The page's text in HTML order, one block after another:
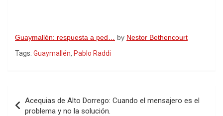
Guaymallén: respuesta a ped… by Nestor Bethencourt
Tags: Guaymallén, Pablo Raddi
de
Acequias de Alto Dorrego: Cuando el mensajero es el
problema y no la solución.